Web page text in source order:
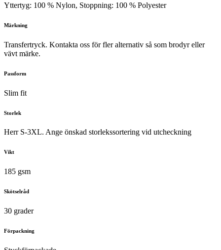
Yttertyg: 100 % Nylon, Stoppning: 100 % Polyester
Märkning
Transfertryck. Kontakta oss för fler alternativ så som brodyr eller
vävt märke.
Passform
Slim fit
Storlek
Herr S-3XL. Ange önskad storlekssortering vid utcheckning
Vikt
185 gsm
Skötselråd
30 grader
Förpackning